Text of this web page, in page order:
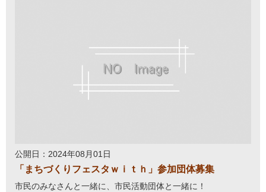
公開日：2024年08月01日
「まちづくりフェスタｗｉｔｈ」参加団体募集
市民のみなさんと一緒に、市民活動団体と一緒に！